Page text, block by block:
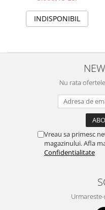
Visiniu
INDISPONIBIL
Nu rata
Vreau sa primesc
magazinului. Afla
Confidentialitate